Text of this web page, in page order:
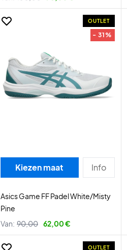
OUTLET
- 31%
Kiezen maat Info
Asics Game FF Padel White/Misty
Pine
Van: 90,00 62,00 €
OUTLET